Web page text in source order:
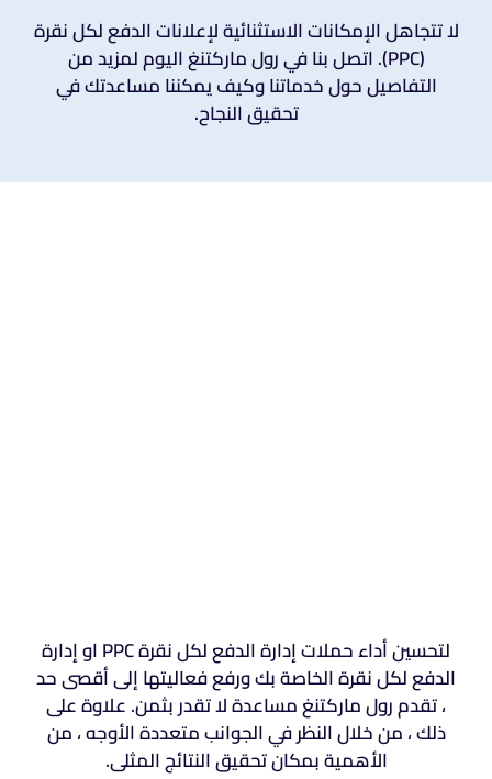
لا تتجاهل الإمكانات الاستثنائية لإعلانات الدفع لكل نقرة
(PPC). اتصل بنا في رول ماركتنغ اليوم لمزيد من
التفاصيل حول خدماتنا وكيف يمكننا مساعدتك في
تحقيق النجاح.
لتحسين أداء حملات إدارة الدفع لكل نقرة PPC او إدارة
الدفع لكل نقرة الخاصة بك ورفع فعاليتها إلى أقصى حد
، تقدم رول ماركتنغ مساعدة لا تقدر بثمن. علاوة على
ذلك ، من خلال النظر في الجوانب متعددة الأوجه ، من
الأهمية بمكان تحقيق النتائج المثلى.